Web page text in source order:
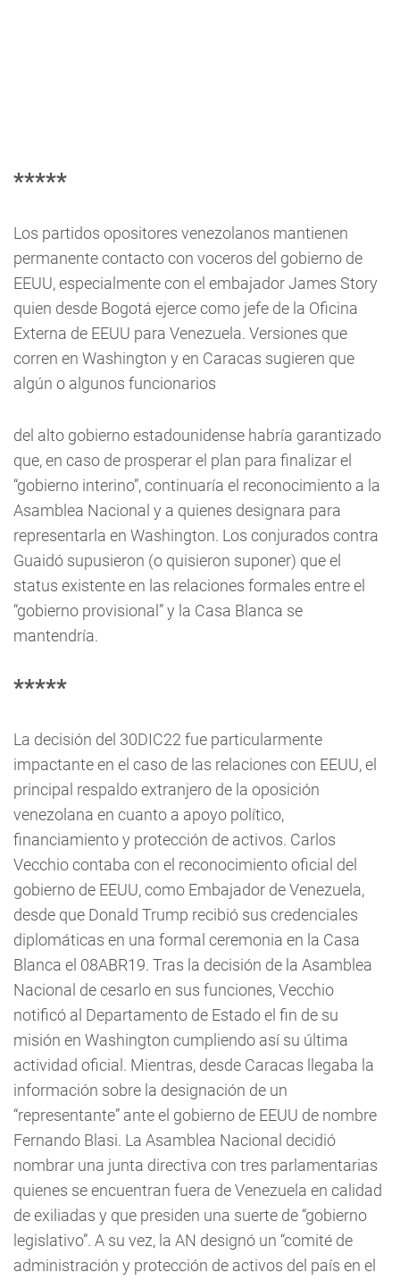
*****
Los partidos opositores venezolanos mantienen
permanente contacto con voceros del gobierno de
EEUU, especialmente con el embajador James Story
quien desde Bogotá ejerce como jefe de la Oficina
Externa de EEUU para Venezuela. Versiones que
corren en Washington y en Caracas sugieren que
algún o algunos funcionarios
del alto gobierno estadounidense habría garantizado
que, en caso de prosperar el plan para finalizar el
“gobierno interino”, continuaría el reconocimiento a la
Asamblea Nacional y a quienes designara para
representarla en Washington. Los conjurados contra
Guaidó supusieron (o quisieron suponer) que el
status existente en las relaciones formales entre el
“gobierno provisional” y la Casa Blanca se
mantendría.
*****
La decisión del 30DIC22 fue particularmente
impactante en el caso de las relaciones con EEUU, el
principal respaldo extranjero de la oposición
venezolana en cuanto a apoyo político,
financiamiento y protección de activos. Carlos
Vecchio contaba con el reconocimiento oficial del
gobierno de EEUU, como Embajador de Venezuela,
desde que Donald Trump recibió sus credenciales
diplomáticas en una formal ceremonia en la Casa
Blanca el 08ABR19. Tras la decisión de la Asamblea
Nacional de cesarlo en sus funciones, Vecchio
notificó al Departamento de Estado el fin de su
misión en Washington cumpliendo así su última
actividad oficial. Mientras, desde Caracas llegaba la
información sobre la designación de un
“representante” ante el gobierno de EEUU de nombre
Fernando Blasi. La Asamblea Nacional decidió
nombrar una junta directiva con tres parlamentarias
quienes se encuentran fuera de Venezuela en calidad
de exiliadas y que presiden una suerte de “gobierno
legislativo”. A su vez, la AN designó un “comité de
administración y protección de activos del país en el